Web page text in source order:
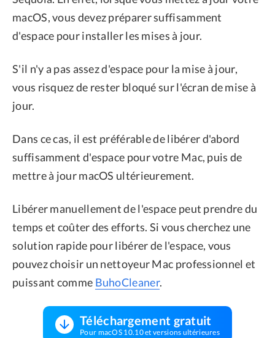
macOS, vous devez préparer suffisamment
d'espace pour installer les mises à jour.
S'il n'y a pas assez d'espace pour la mise à jour,
vous risquez de rester bloqué sur l'écran de mise à
jour.
Dans ce cas, il est préférable de libérer d'abord
suffisamment d'espace pour votre Mac, puis de
mettre à jour macOS ultérieurement.
Libérer manuellement de l'espace peut prendre du
temps et coûter des efforts. Si vous cherchez une
solution rapide pour libérer de l'espace, vous
pouvez choisir un nettoyeur Mac professionnel et
puissant comme BuhoCleaner.
Téléchargement gratuit
Pour macOS 10.10 et versions ultérieures